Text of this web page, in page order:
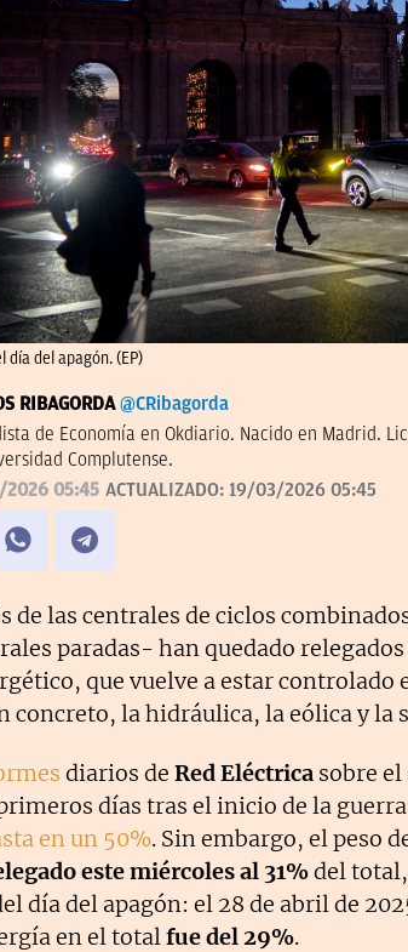
día del apagón. (EP)
RIBAGORDA @CRibagorda
de Economía en Okdiario. Nacido en Madrid.
Complutense.
2026 05:45 ACTUALIZADO: 19/03/2026 05:45
de las centrales de ciclos
paradas- han quedado
que vuelve a estar controlado
concreto, la hidráulica, la eólica y la
diarios de Red Eléctrica sobre
días tras el inicio de la
en un 50%. Sin embargo, el peso
este miércolesal 31%del
día del apagón: el 28 de abril de
en el totalfue del 29%.